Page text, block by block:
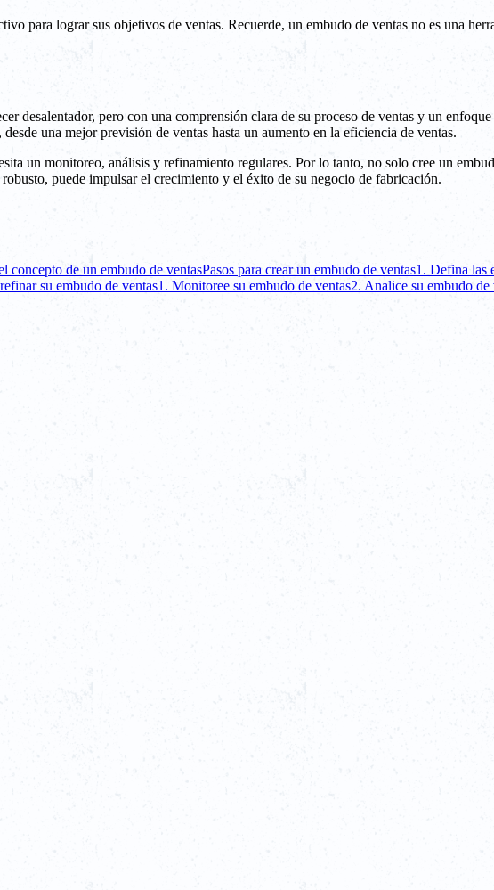
para lograr sus objetivos de ventas. Recuerde, un embudo de ventas no es una
desalentador, pero con una comprensión clara de su proceso de ventas y un
una mejor previsión de ventas hasta un aumento en la eficiencia de ventas.
un monitoreo, análisis y refinamiento regulares. Por lo tanto, no solo cree un
puede impulsar el crecimiento y el éxito de su negocio de fabricación.
concepto de un embudo de ventasPasos para crear un embudo de ventas1. Defina las
su embudo de ventas1. Monitoree su embudo de ventas2. Analice su embudo de